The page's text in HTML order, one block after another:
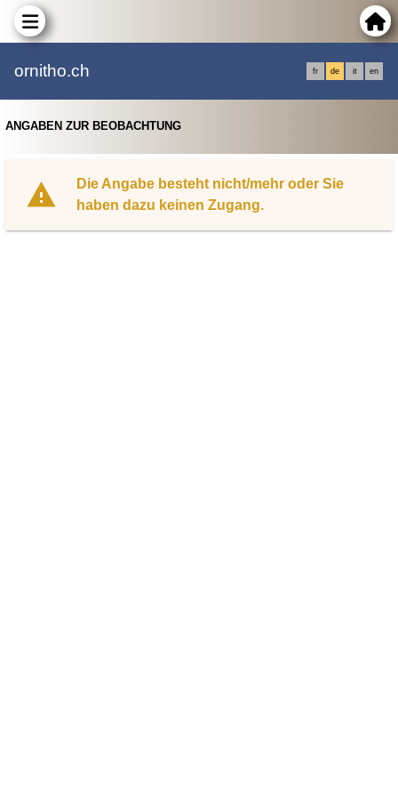
ornitho.ch fr de it en
ANGABEN ZUR BEOBACHTUNG
Die Angabe besteht nicht/mehr oder Sie
haben dazu keinen Zugang.